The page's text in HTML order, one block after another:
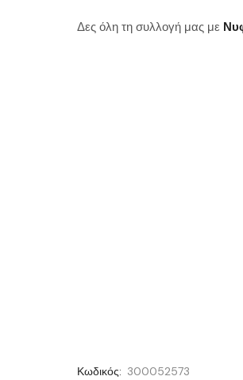
Δες όλη τη συλλογή μας με
Κωδικός: 300052573